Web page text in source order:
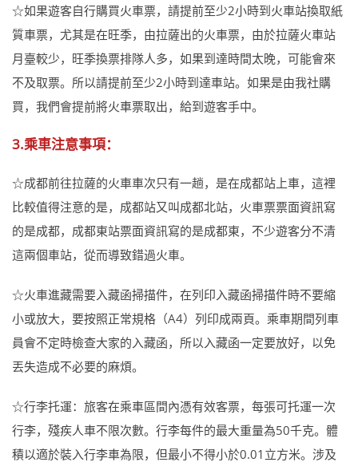
☆如果遊客自行購買火車票，請提前至少2小時到火車站換取紙
質車票，尤其是在旺季，由拉薩出的火車票，由於拉薩火車站
月臺較少，旺季換票排隊人多，如果到達時間太晚，可能會來
不及取票。所以請提前至少2小時到達車站。如果是由我社購
買，我們會提前將火車票取出，給到遊客手中。
3.乘車注意事項：
☆成都前往拉薩的火車車次只有一趟，是在成都站上車，這裡
比較值得注意的是，成都站又叫成都北站，火車票票面資訊寫
的是成都，成都東站票面資訊寫的是成都東，不少遊客分不清
這兩個車站，從而導致錯過火車。
☆火車進藏需要入藏函掃描件，在列印入藏函掃描件時不要縮
小或放大，要按照正常規格（A4）列印成兩頁。乘車期間列車
員會不定時檢查大家的入藏函，所以入藏函一定要放好，以免
丟失造成不必要的麻煩。
☆行李托運：旅客在乘車區間內憑有效客票，每張可托運一次
行李，殘疾人車不限次數。行李每件的最大重量為50千克。體
積以適於裝入行李車為限，但最小不得小於0.01立方米。涉及